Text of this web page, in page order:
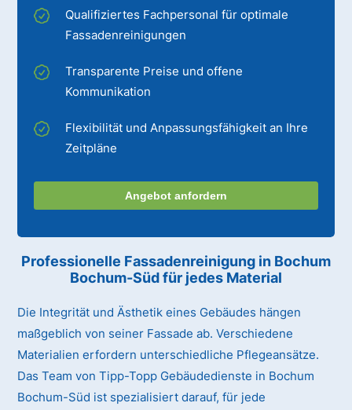
Qualifiziertes Fachpersonal für optimale
Fassadenreinigungen
Transparente Preise und offene
Kommunikation
Flexibilität und Anpassungsfähigkeit an Ihre
Zeitpläne
Angebot anfordern
Professionelle Fassadenreinigung in Bochum
Bochum-Süd für jedes Material
Die Integrität und Ästhetik eines Gebäudes hängen
maßgeblich von seiner Fassade ab. Verschiedene
Materialien erfordern unterschiedliche Pflegeansätze.
Das Team von Tipp-Topp Gebäudedienste in Bochum
Bochum-Süd ist spezialisiert darauf, für jede